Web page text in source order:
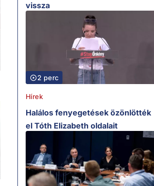
vissza
2 perc
Hírek
Halálos fenyegetések özönlötték
el Tóth Elizabeth oldalait